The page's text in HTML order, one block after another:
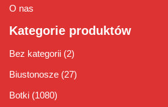
O nas
Kategorie produktów
Bez kategorii (2)
Biustonosze (27)
Botki (1080)